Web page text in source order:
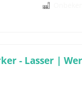
- Lasser |